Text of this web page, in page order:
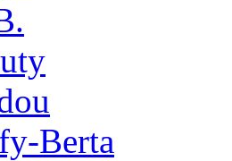
Berta